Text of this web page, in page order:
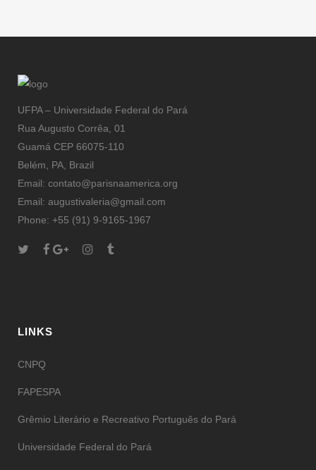
UFPA – Universidade Federal do Pará
Rua Augusto Corrêa, 01
Guamá CEP 66075-110
Belém, PA, Brazil
Email: contato@parisnaamerica.org
Email: augustivaleria@gmail.com
Phone: +55 (91) 9-9165-1967
LINKS
CNPQ
FAPESPA
Grêmio Literário e Recreativo Português do Pará
Universidade Federal do Pará